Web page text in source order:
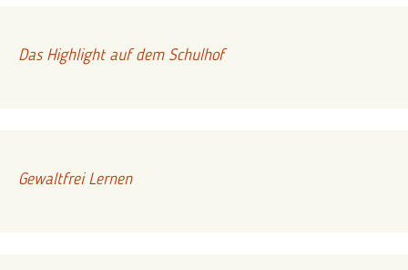
Das Highlight auf dem Schulhof
Gewaltfrei Lernen